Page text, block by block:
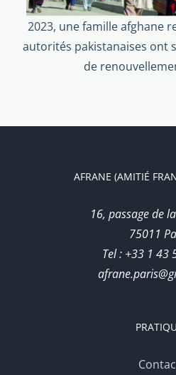
2023, une famille afghane
autorités pakistanaises ont
de
AFRANE (AMITIÉ
16, passage de
75011
Tel : +33 1 43